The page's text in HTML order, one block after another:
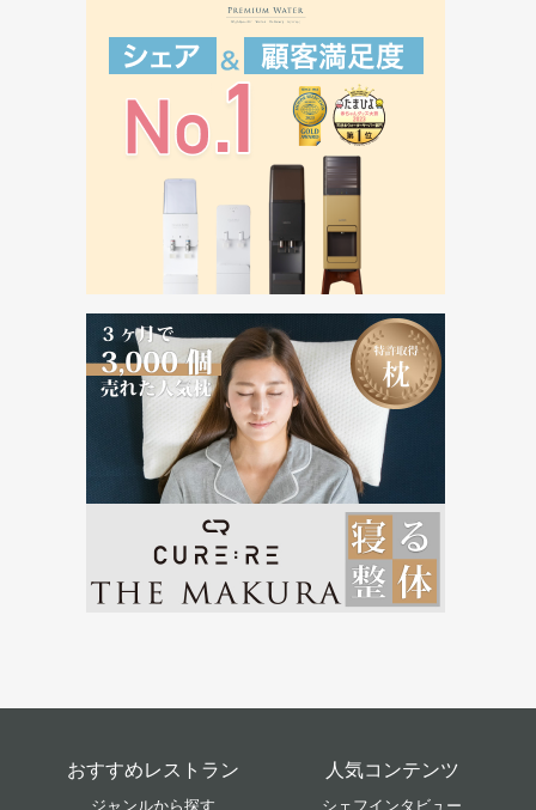
おすすめレストラン
ジャンルから探す
人気コンテンツ
シェフインタビュー